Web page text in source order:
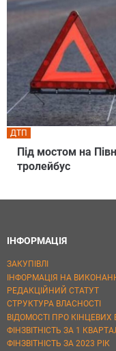
Під мостом на
тролейбус
ДТП
ІНФОРМАЦІЯ
ЗАКУПІВЛІ
ІНФОРМАЦІЯ НА
РЕДАКЦІЙНИЙ СТАТУТ
СТРУКТУРА ВЛАСНОСТІ
ВІДОМОСТІ ПРО
ФІНЗВІТНІСТЬ ЗА 1
ФІНЗВІТНІСТЬ ЗА 2023 РІК